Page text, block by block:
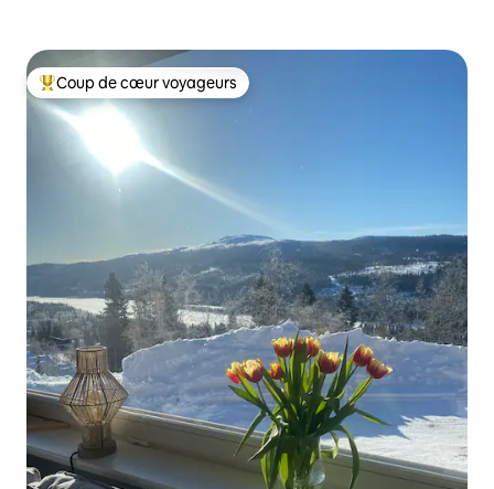
Coups de cœur voyageurs les plus appréciés
Coup de cœur voyageurs